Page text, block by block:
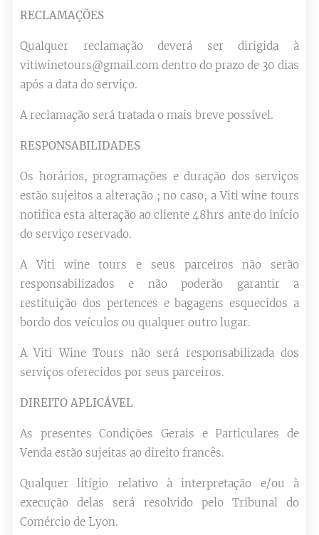
RECLAMAÇÕES
Qualquer reclamação deverá ser dirigida à
vitiwinetours@gmail.com dentro do prazo de 30 dias
após a data do serviço.
A reclamação será tratada o mais breve possível.
RESPONSABILIDADES
Os horários, programações e duração dos serviços
estão sujeitos a alteração ; no caso, a Viti wine tours
notifica esta alteração ao cliente 48hrs ante do início
do serviço reservado.
A Viti wine tours e seus parceiros não serão
responsabilizados e não poderão garantir a
restituição dos pertences e bagagens esquecidos a
bordo dos veículos ou qualquer outro lugar.
A Viti Wine Tours não será responsabilizada dos
serviços oferecidos por seus parceiros.
DIREITO APLICÁVEL
As presentes Condições Gerais e Particulares de
Venda estão sujeitas ao direito francês.
Qualquer litígio relativo à interpretação e/ou à
execução delas será resolvido pelo Tribunal do
Comércio de Lyon.